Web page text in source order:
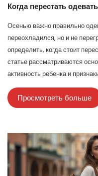
Когда перестать
Осенью важно правильно
переохладился, но и не
определить, когда стоит
статье рассматриваются
активность ребенка и
советы по выбору одежды.
Просмотреть больше